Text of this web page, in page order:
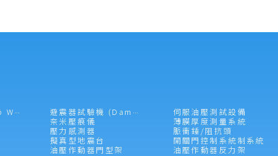
落槌試驗機 (Drop Weight Impacter) 避震器試驗機 (Damper Tester)
伺服油壓測試設備
奈米壓痕儀
薄膜厚度測量系統
壓力感測器
脈衝錘/阻抗頭
擬真型地震台
開關門控制系統制系統
油壓作動器門型架 油壓作動器反力架